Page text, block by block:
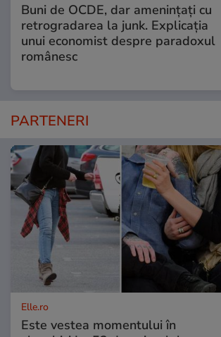
Buni de OCDE, dar amenințați cu
retrogradarea la junk. Explicația
unui economist despre paradoxul
românesc
PARTENERI
Elle.ro
Este vestea momentului în